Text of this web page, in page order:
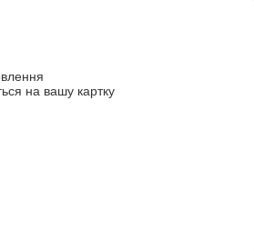
на вашу картку